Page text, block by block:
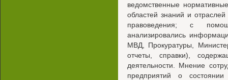
ведомственные
областей знаний и
правоведения; с
анализировались
МВД, Прокуратуры,
отчеты, справки),
деятельности. Мнение
предприятий о